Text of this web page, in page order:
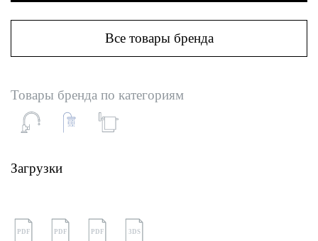
Все товары бренда
Товары бренда по категориям
Загрузки
PDF PDF PDF 3DS